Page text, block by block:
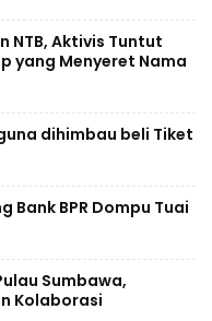
NTB, Aktivis Tuntut
yang Menyeret Nama
dihimbau beli Tiket
Bank BPR Dompu Tuai
Sumbawa,
Kolaborasi